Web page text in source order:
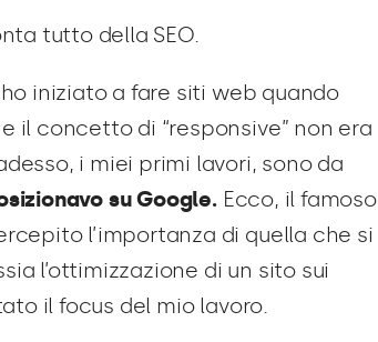
tutto della SEO.
iniziato a fare siti web quando
il concetto di “responsive” non era
i miei primi lavori, sono da
su Google.Ecco, il famoso
l’importanza di quella che si
l’ottimizzazione di un sito sui
il focus del mio lavoro.